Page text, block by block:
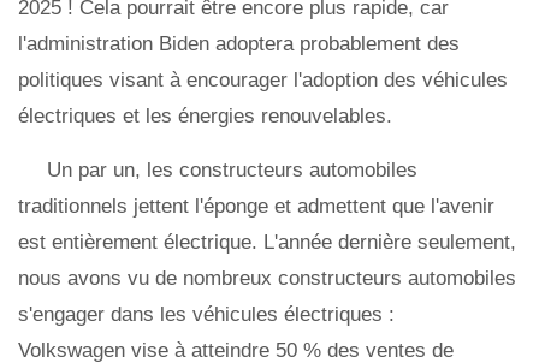
2025 ! Cela pourrait être encore plus rapide, car
l'administration Biden adoptera probablement des
politiques visant à encourager l'adoption des véhicules
électriques et les énergies renouvelables.
Un par un, les constructeurs automobiles
traditionnels jettent l'éponge et admettent que l'avenir
est entièrement électrique. L'année dernière seulement,
nous avons vu de nombreux constructeurs automobiles
s'engager dans les véhicules électriques :
Volkswagen vise à atteindre 50 % des ventes de